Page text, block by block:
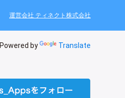
運営会社 ティネクト株式会社
Powered by Translate